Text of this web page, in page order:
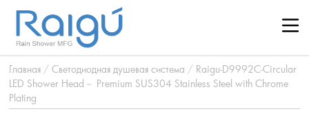
Главная /Светодиодная душевая система / Raigu-D9992C-Circular
LED Shower Head－ Premium SUS304 Stainless Steel with Chrome
Plating